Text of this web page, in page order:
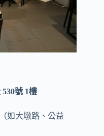
號 1樓
如大墩路、公益